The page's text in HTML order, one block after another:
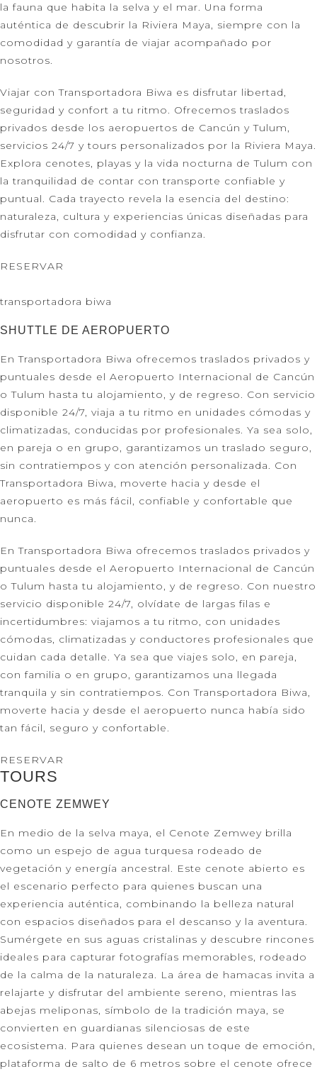
la fauna que habita la selva y el mar. Una forma
auténtica de descubrir la Riviera Maya, siempre con la
comodidad y garantía de viajar acompañado por
nosotros.
Viajar con Transportadora Biwa es disfrutar libertad,
seguridad y confort a tu ritmo. Ofrecemos traslados
privados desde los aeropuertos de Cancún y Tulum,
servicios 24/7 y tours personalizados por la Riviera Maya.
Explora cenotes, playas y la vida nocturna de Tulum con
la tranquilidad de contar con transporte confiable y
puntual. Cada trayecto revela la esencia del destino:
naturaleza, cultura y experiencias únicas diseñadas para
disfrutar con comodidad y confianza.
RESERVAR
transportadora biwa
SHUTTLE DE AEROPUERTO
En Transportadora Biwa ofrecemos traslados privados y
puntuales desde el Aeropuerto Internacional de Cancún
o Tulum hasta tu alojamiento, y de regreso. Con servicio
disponible 24/7, viaja a tu ritmo en unidades cómodas y
climatizadas, conducidas por profesionales. Ya sea solo,
en pareja o en grupo, garantizamos un traslado seguro,
sin contratiempos y con atención personalizada. Con
Transportadora Biwa, moverte hacia y desde el
aeropuerto es más fácil, confiable y confortable que
nunca.
En Transportadora Biwa ofrecemos traslados privados y
puntuales desde el Aeropuerto Internacional de Cancún
o Tulum hasta tu alojamiento, y de regreso. Con nuestro
servicio disponible 24/7, olvídate de largas filas e
incertidumbres: viajamos a tu ritmo, con unidades
cómodas, climatizadas y conductores profesionales que
cuidan cada detalle. Ya sea que viajes solo, en pareja,
con familia o en grupo, garantizamos una llegada
tranquila y sin contratiempos. Con Transportadora Biwa,
moverte hacia y desde el aeropuerto nunca había sido
tan fácil, seguro y confortable.
RESERVAR
TOURS
CENOTE ZEMWEY
En medio de la selva maya, el Cenote Zemwey brilla
como un espejo de agua turquesa rodeado de
vegetación y energía ancestral. Este cenote abierto es
el escenario perfecto para quienes buscan una
experiencia auténtica, combinando la belleza natural
con espacios diseñados para el descanso y la aventura.
Sumérgete en sus aguas cristalinas y descubre rincones
ideales para capturar fotografías memorables, rodeado
de la calma de la naturaleza. La área de hamacas invita a
relajarte y disfrutar del ambiente sereno, mientras las
abejas meliponas, símbolo de la tradición maya, se
convierten en guardianas silenciosas de este
ecosistema. Para quienes desean un toque de emoción,
plataforma de salto de 6 metros sobre el cenote ofrece